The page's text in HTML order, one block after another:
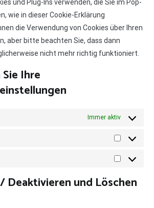
und Plug-Ins verwenden, die Sie im Pop-
wie in dieser Cookie-Erklärung
die Verwendung von Cookies über Ihren
aber bitte beachten Sie, dass dann
nicht mehr richtig funktioniert.
Ihre
Immer aktiv
Vorlieben
Marketing
Deaktivieren und Löschen